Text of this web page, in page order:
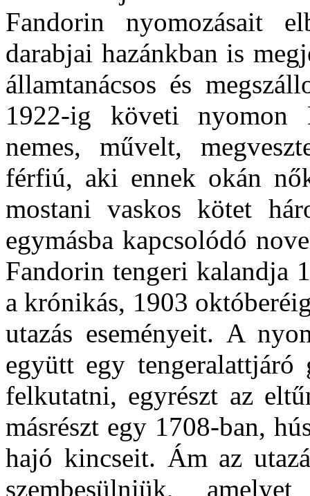
Fandorin nyomozásait
darabjai hazánkban is
államtanácsos és
1922-ig követi nyomon
nemes, művelt,
férfiú, aki ennek okán
mostani vaskos kötet
egymásba kapcsolódó
Fandorin tengeri kalandja
a krónikás, 1903
utazás eseményeit. A
együtt egy
felkutatni, egyrészt az
másrészt egy 1708-ban,
hajó kincseit. Ám az
szembesülniük,